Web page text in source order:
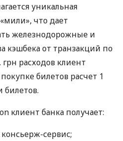
уникальная
что дает
железнодорожные и
кэшбека от транзакций по
расходов клиент
билетов расчет 1
билетов.
клиент банка получает:
сервис;